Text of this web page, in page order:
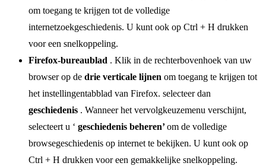
om toegang te krijgen tot de volledige
internetzoekgeschiedenis. U kunt ook op Ctrl + H drukken
voor een snelkoppeling.
Firefox-bureaublad . Klik in de rechterbovenhoek van uw
browser op de drie verticale lijnen om toegang te krijgen tot
het instellingentabblad van Firefox. selecteer dan
geschiedenis . Wanneer het vervolgkeuzemenu verschijnt,
selecteert u ‘ geschiedenis beheren’om de volledige
browsegeschiedenis op internet te bekijken. U kunt ook op
Ctrl + H drukken voor een gemakkelijke snelkoppeling.